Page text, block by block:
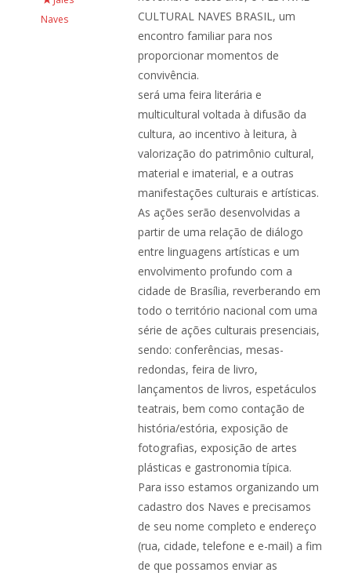
Naves
CULTURAL NAVES BRASIL, um
encontro familiar para nos
proporcionar momentos de
convivência.
será uma feira literária e
multicultural voltada à difusão da
cultura, ao incentivo à leitura, à
valorização do patrimônio cultural,
material e imaterial, e a outras
manifestações culturais e artísticas.
As ações serão desenvolvidas a
partir de uma relação de diálogo
entre linguagens artísticas e um
envolvimento profundo com a
cidade de Brasília, reverberando em
todo o território nacional com uma
série de ações culturais presenciais,
sendo: conferências, mesas-
redondas, feira de livro,
lançamentos de livros, espetáculos
teatrais, bem como contação de
história/estória, exposição de
fotografias, exposição de artes
plásticas e gastronomia típica.
Para isso estamos organizando um
cadastro dos Naves e precisamos
de seu nome completo e endereço
(rua, cidade, telefone e e-mail) a fim
de que possamos enviar as